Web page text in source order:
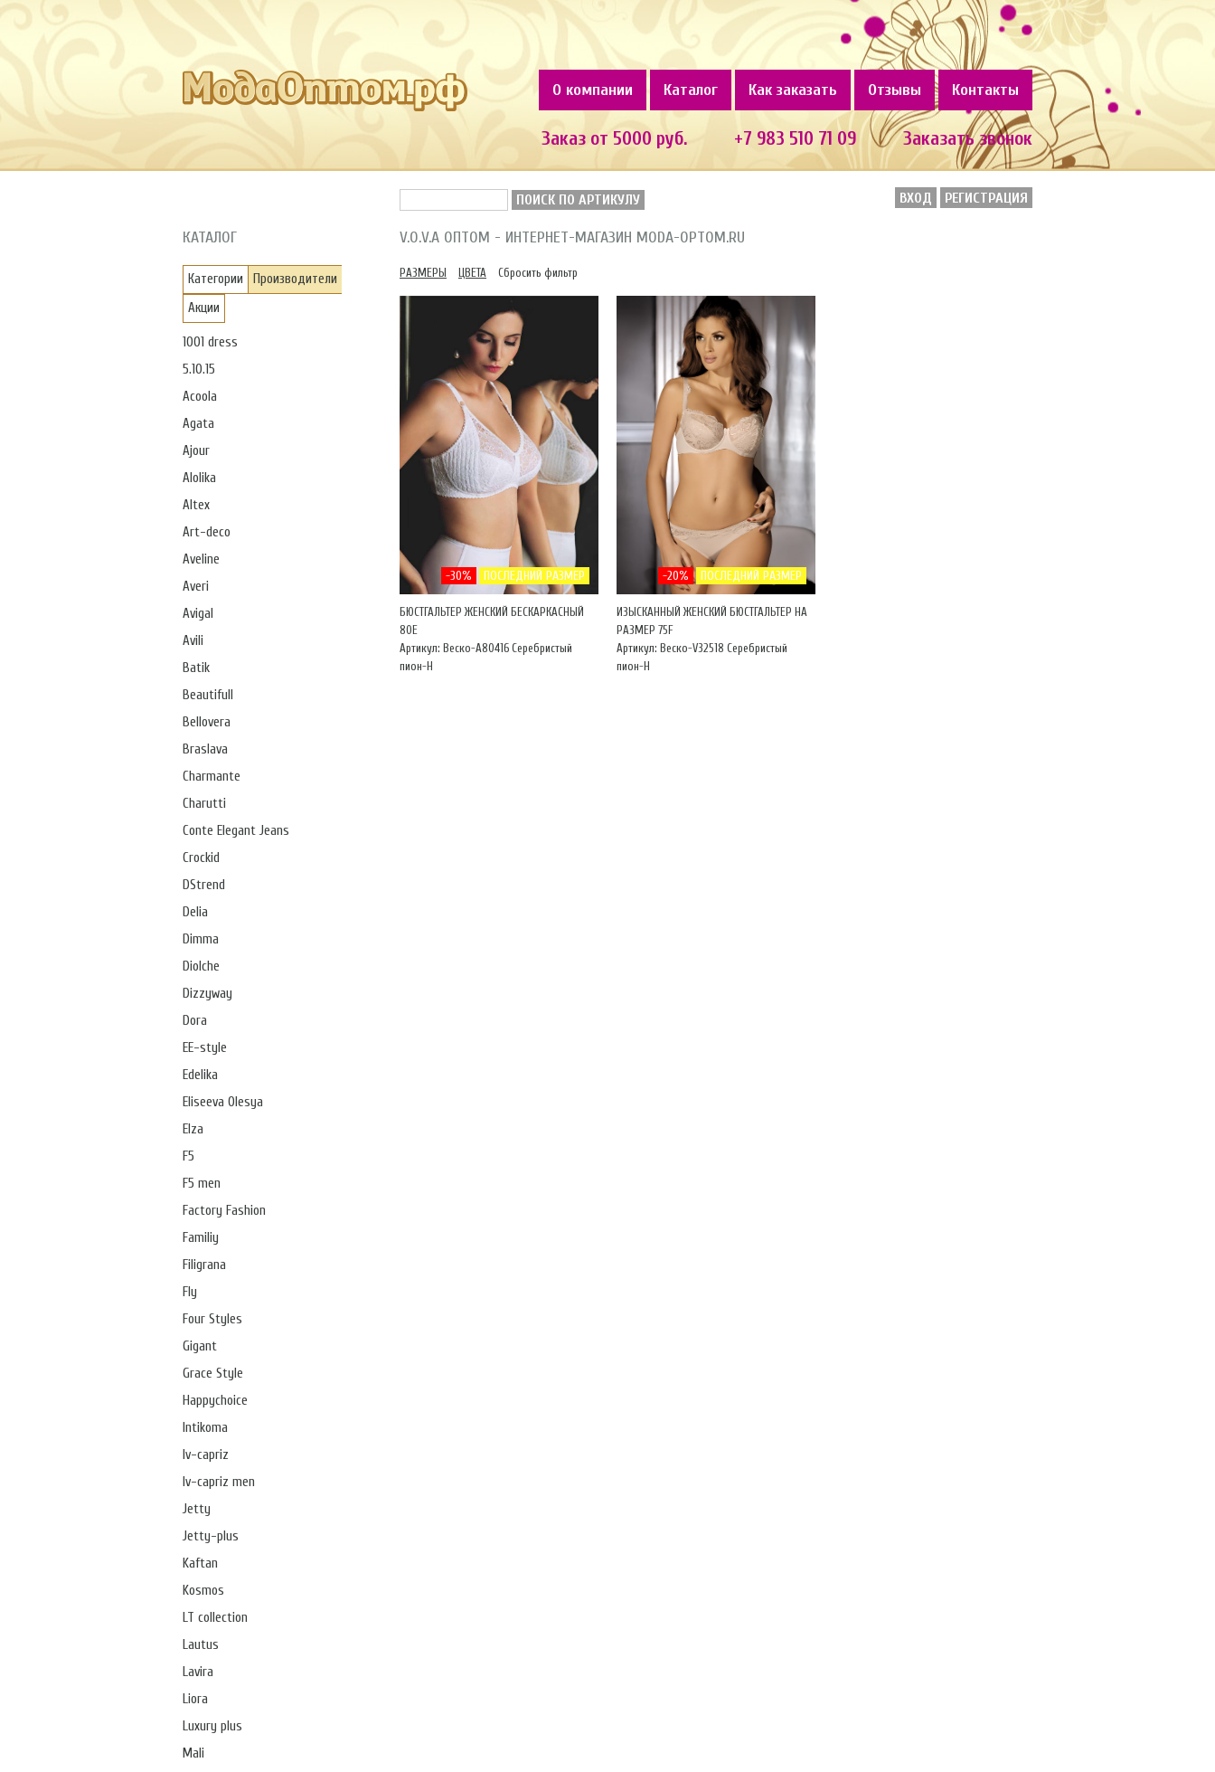
О компании Каталог Как заказать Отзывы Контакты
Заказ от 5000 руб. +7 983 510 71 09 Заказать звонок
ПОИСК ПО АРТИКУЛУ ВХОД РЕГИСТРАЦИЯ
КАТАЛОГ
Категории
Производители
Акции
1001 dress
5.10.15
Acoola
Agata
Ajour
Alolika
Altex
Art-deco
Aveline
Averi
Avigal
Avili
Batik
Beautifull
Bellovera
Braslava
Charmante
Charutti
Conte Elegant Jeans
Crockid
DStrend
Delia
Dimma
Diolche
Dizzyway
Dora
EE-style
Edelika
Eliseeva Olesya
Elza
F5
F5 men
Factory Fashion
Familiy
Filigrana
Fly
Four Styles
Gigant
Grace Style
Happychoice
Intikoma
Iv-capriz
Iv-capriz men
Jetty
Jetty-plus
Kaftan
Kosmos
LT collection
Lautus
Lavira
Liora
Luxury plus
Mali
V.O.V.A ОПТОМ - ИНТЕРНЕТ-МАГАЗИН MODA-OPTOM.RU
РАЗМЕРЫ ЦВЕТА Сбросить фильтр
-30% ПОСЛЕДНИЙ РАЗМЕР
БЮСТГАЛЬТЕР ЖЕНСКИЙ БЕСКАРКАСНЫЙ
80Е
Артикул: Веско-A80416 Серебристый
пион-Н
-20% ПОСЛЕДНИЙ РАЗМЕР
ИЗЫСКАННЫЙ ЖЕНСКИЙ БЮСТГАЛЬТЕР НА
РАЗМЕР 75F
Артикул: Веско-V32518 Серебристый
пион-Н